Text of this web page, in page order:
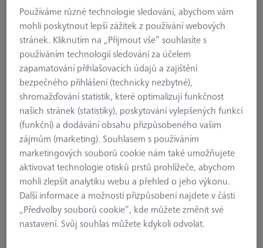
Vytisknout stránku
Používáme různé technologie sledování, abychom vám
mohli poskytnout lepší zážitek z používání webových
stránek. Kliknutím na „Přijmout vše“ souhlasíte s
používáním technologií sledování za účelem
zapamatování přihlašovacích údajů a zajištění
bezpečného přihlášení (technicky nezbytné),
shromažďování statistik, které optimalizují funkčnost
našich stránek (statistiky), poskytování vylepšených funkcí
(funkční) a dodávání obsahu přizpůsobeného vašim
zájmům (marketing). Souhlasem s používáním
marketingových souborů cookie nám také umožňujete
aktivovat technologie otisků prstů prohlížeče, abychom
mohli zlepšit analytiku webu a přehled o jeho výkonu.
Další informace a možnosti přizpůsobení najdete v části
„Předvolby souborů cookie“, kde můžete změnit své
nastavení. Svůj souhlas můžete kdykoli odvolat.